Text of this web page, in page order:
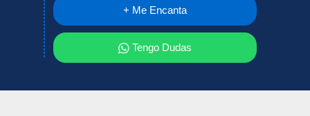
+ Me Encanta
Tengo Dudas